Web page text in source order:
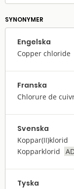
SYNONYMER
Engelska
Copper chloride
Franska
Chlorure de
Svenska
Koppar(II)klorid
Kopparklorid
Tyska